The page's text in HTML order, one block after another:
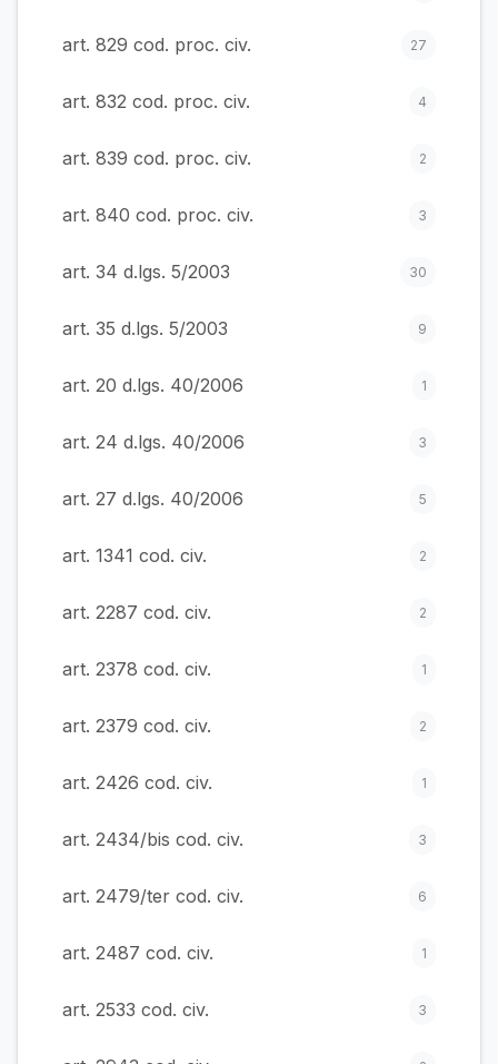
art. 829 cod. proc. civ. 27
art. 832 cod. proc. civ. 4
art. 839 cod. proc. civ. 2
art. 840 cod. proc. civ. 3
art. 34 d.lgs. 5/2003 30
art. 35 d.lgs. 5/2003 9
art. 20 d.lgs. 40/2006 1
art. 24 d.lgs. 40/2006 3
art. 27 d.lgs. 40/2006 5
art. 1341 cod. civ. 2
art. 2287 cod. civ. 2
art. 2378 cod. civ. 1
art. 2379 cod. civ. 2
art. 2426 cod. civ. 1
art. 2434/bis cod. civ. 3
art. 2479/ter cod. civ. 6
art. 2487 cod. civ. 1
art. 2533 cod. civ. 3